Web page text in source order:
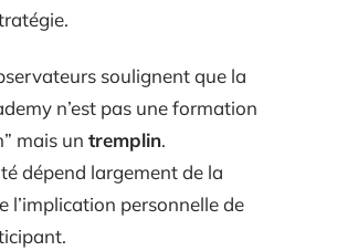
soulignent que la
n’est pas une formation
mais un tremplin.
dépend largement de la
l’implication personnelle de